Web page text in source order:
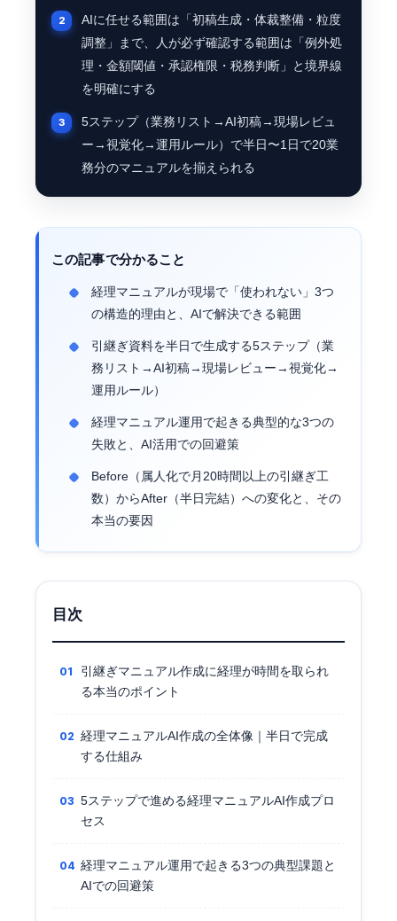
AIに任せる範囲は「初稿生成・体裁整備・粒度
調整」まで、人が必ず確認する範囲は「例外処
理・金額閾値・承認権限・税務判断」と境界線
を明確にする
5ステップ（業務リスト→AI初稿→現場レビュ
ー→視覚化→運用ルール）で半日〜1日で20業
務分のマニュアルを揃えられる
この記事で分かること
経理マニュアルが現場で「使われない」3つ
の構造的理由と、AIで解決できる範囲
引継ぎ資料を半日で生成する5ステップ（業
務リスト→AI初稿→現場レビュー→視覚化→
運用ルール）
経理マニュアル運用で起きる典型的な3つの
失敗と、AI活用での回避策
Before（属人化で月20時間以上の引継ぎ工
数）からAfter（半日完結）への変化と、その
本当の要因
目次
引継ぎマニュアル作成に経理が時間を取られ
る本当のポイント
経理マニュアルAI作成の全体像｜半日で完成
する仕組み
5ステップで進める経理マニュアルAI作成プロ
セス
経理マニュアル運用で起きる3つの典型課題と
AIでの回避策